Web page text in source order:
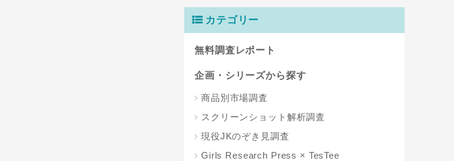
カテゴリー
無料調査レポート
企画・シリーズから探す
商品別市場調査
スクリーンショット解析調査
現役JKのぞき見調査
Girls Research Press × TesTee